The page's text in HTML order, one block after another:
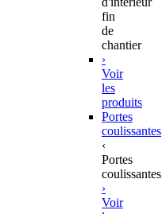
fin
de
chantier
›
Voir
les
produits
Portes
coulissantes
‹
Portes
coulissantes
›
Voir